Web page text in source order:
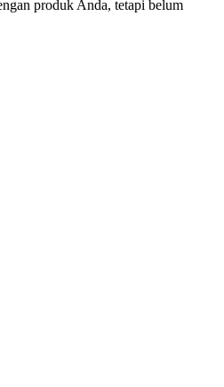
produk Anda, tetapi belum